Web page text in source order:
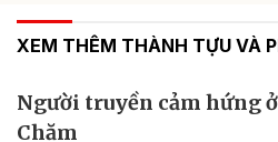
XEM THÊM THÀNH TỰU VÀ
Người truyền cảm hứng
Chăm